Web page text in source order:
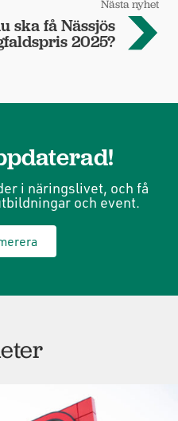
Nästa nyhet
ska få Nässjös
2025?
i näringslivet, och få
och event.